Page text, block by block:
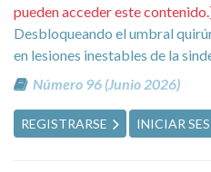
pueden acceder este
Desbloqueando el umbral
en lesiones inestables de la
Número 96 (Junio 2026)
REGISTRARSE INICIAR